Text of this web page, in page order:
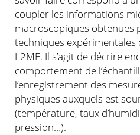
coupler les informations
macroscopiques obtenues
techniques expérimentales
L2ME. Il s’agit de décrire
comportement de
l’enregistrement des
physiques auxquels est
(température, taux
pression…).